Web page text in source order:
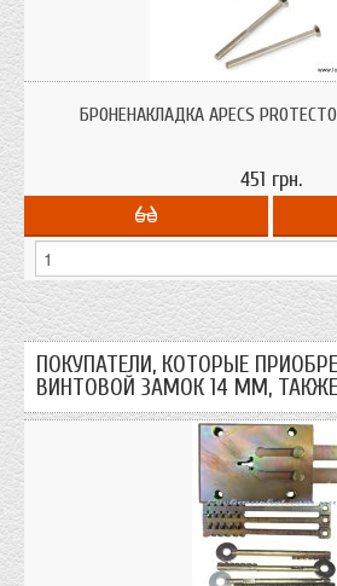
замка от высверливания, выбивания. полный
БРОНЕНАКЛАДКА APECS
451 грн.
ПОКУПАТЕЛИ, КОТОРЫЕ
ВИНТОВОЙ ЗАМОК 14 ММ,